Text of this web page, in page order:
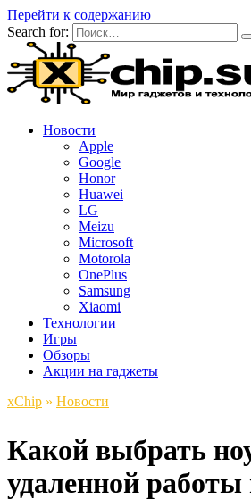
Перейти к содержанию
Search for:
Новости
Apple
Google
Honor
Huawei
LG
Meizu
Microsoft
Motorola
OnePlus
Samsung
Xiaomi
Технологии
Игры
Обзоры
Акции на гаджеты
xСhip » Новости
Какой выбрать
удаленной работы